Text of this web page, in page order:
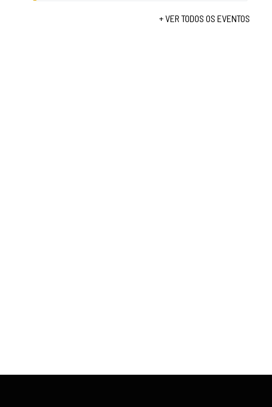
+ VER TODOS OS EVENTOS